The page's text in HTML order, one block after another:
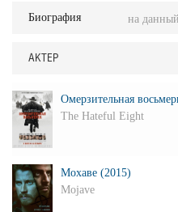
Биография на
АКТЕР
Омерзительная
The Hateful Eight
Мохаве (2015)
Mojave